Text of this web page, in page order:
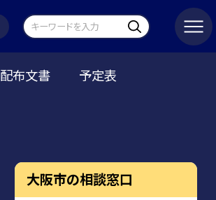
配布文書 予定表
大阪市の相談窓口